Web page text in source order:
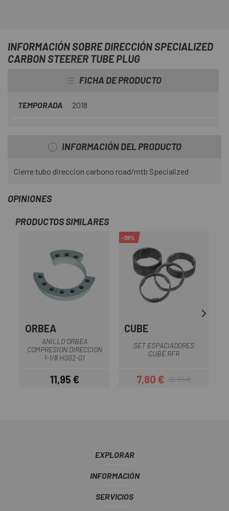
INFORMACIÓN SOBRE DIRECCIÓN SPECIALIZED
CARBON STEERER TUBE PLUG
FICHA DE PRODUCTO
TEMPORADA 2018
INFORMACIÓN DEL PRODUCTO
Cierre tubo direccion carbono road/mtb Specialized
OPINIONES
PRODUCTOS SIMILARES
ORBEA
ANILLO ORBEA
COMPRESION DIRECCION
1-1/8 HS02-01
Precio
11,95 €
-39%
CUBE
SET ESPACIADORES
CUBE RFR
Precio
7,80 €Precio regular
12,95 €
EXPLORAR
INFORMACIÓN
SERVICIOS